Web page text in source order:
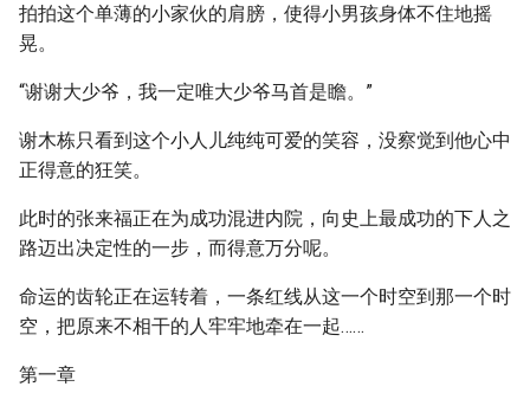
拍拍这个单薄的小家伙的肩膀，使得小男孩身体不住地摇
晃。
“谢谢大少爷，我一定唯大少爷马首是瞻。”
谢木栋只看到这个小人儿纯纯可爱的笑容，没察觉到他心中
正得意的狂笑。
此时的张来福正在为成功混进内院，向史上最成功的下人之
路迈出决定性的一步，而得意万分呢。
命运的齿轮正在运转着，一条红线从这一个时空到那一个时
空，把原来不相干的人牢牢地牵在一起……
第一章